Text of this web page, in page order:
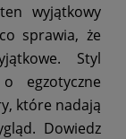
wyjątkowy
sprawia, że
Styl
egzotyczne
które nadają
Dowiedz